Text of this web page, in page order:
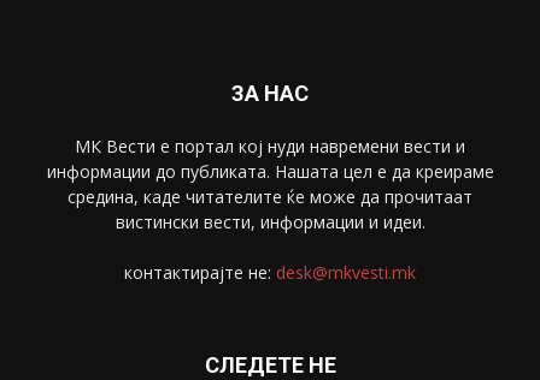
ЗА НАС
МК Вести е портал коj нуди навремени вести и
информации до публиката. Нашата цел е да креираме
средина, каде читателите ќе може да прочитаат
вистински вести, информации и идеи.
контактирајте не: desk@mkvesti.mk
СЛЕДЕТЕ НЕ